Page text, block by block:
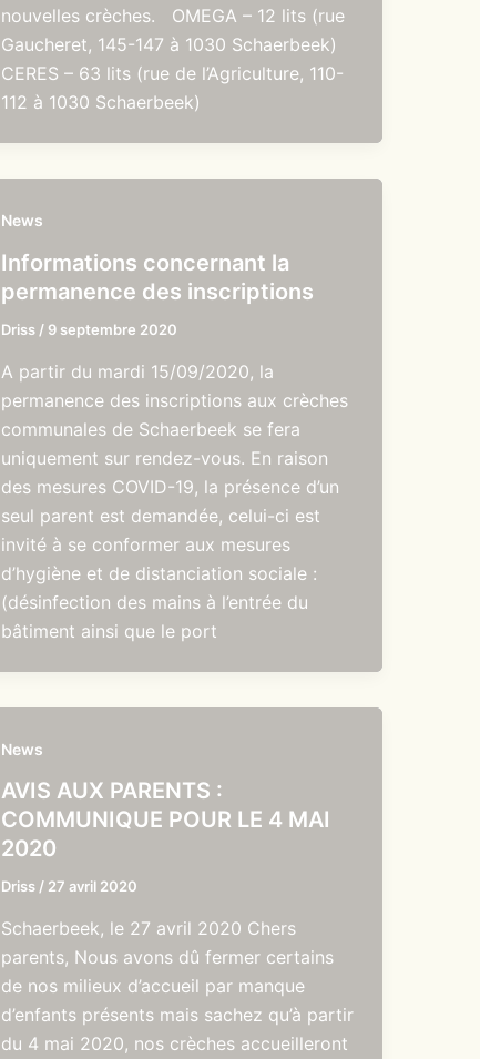
nouvelles crèches. OMEGA – 12 lits (rue
Gaucheret, 145-147 à 1030 Schaerbeek)
CERES – 63 lits (rue de l’Agriculture, 110-
112 à 1030 Schaerbeek)
News
Informations concernant la
permanence des inscriptions
Driss / 9 septembre 2020
A partir du mardi 15/09/2020, la
permanence des inscriptions aux crèches
communales de Schaerbeek se fera
uniquement sur rendez-vous. En raison
des mesures COVID-19, la présence d’un
seul parent est demandée, celui-ci est
invité à se conformer aux mesures
d’hygiène et de distanciation sociale :
(désinfection des mains à l’entrée du
bâtiment ainsi que le port
News
AVIS AUX PARENTS :
COMMUNIQUE POUR LE 4 MAI
2020
Driss / 27 avril 2020
Schaerbeek, le 27 avril 2020 Chers
parents, Nous avons dû fermer certains
de nos milieux d’accueil par manque
d’enfants présents mais sachez qu’à partir
du 4 mai 2020, nos crèches accueilleront